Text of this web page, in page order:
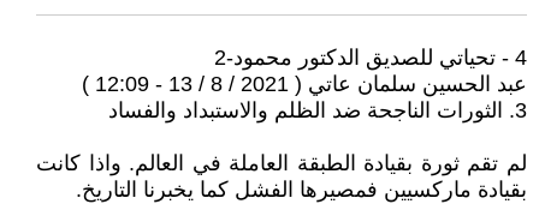
4 - تحياتي للصديق الدكتور محمود-2
عبد الحسين سلمان عاتي ( 2021 / 8 / 13 - 12:09 )
3. الثورات الناجحة ضد الظلم والاستبداد والفساد
لم تقم ثورة بقيادة الطبقة العاملة في العالم. واذا كانت
بقيادة ماركسيين فمصيرها الفشل كما يخبرنا التاريخ.